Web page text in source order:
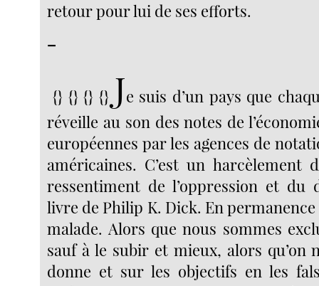
retour pour lui de ses efforts.
–
{} {} {} {} Je suis d’un pays que
réveille au son des notes de
européennes par les agences de
américaines. C’est un harcèlement
ressentiment de l’oppression et du
livre de Philip K. Dick. En
malade. Alors que nous sommes
sauf à le subir et mieux, alors qu’on
donne et sur les objectifs en les